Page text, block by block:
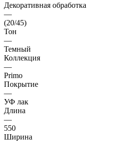
Декоративная обработка
—
(20/45)
Тон
—
Темный
Коллекция
—
Primo
Покрытие
—
УФ лак
Длина
—
550
Ширина